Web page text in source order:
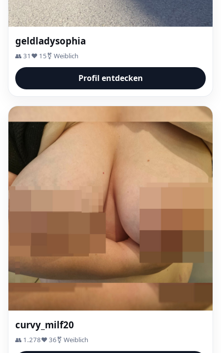
geldladysophia
👥 31 ❤️ 15⚧ Weiblich
Profil entdecken
curvy_milf20
👥 1.278❤️ 36⚧ Weiblich